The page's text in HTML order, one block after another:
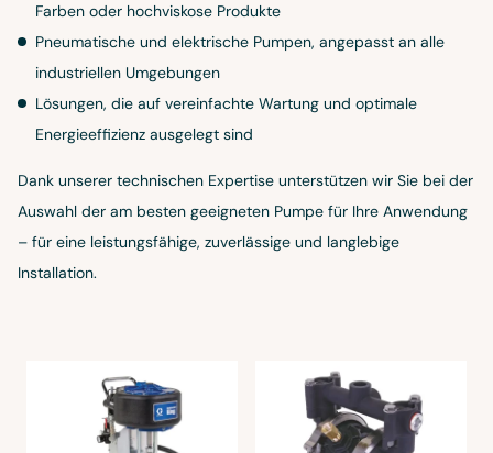
Farben oder hochviskose Produkte
Pneumatische und elektrische Pumpen, angepasst an alle
industriellen Umgebungen
Lösungen, die auf vereinfachte Wartung und optimale
Energieeffizienz ausgelegt sind
Dank unserer technischen Expertise unterstützen wir Sie bei der
Auswahl der am besten geeigneten Pumpe für Ihre Anwendung
– für eine leistungsfähige, zuverlässige und langlebige
Installation.